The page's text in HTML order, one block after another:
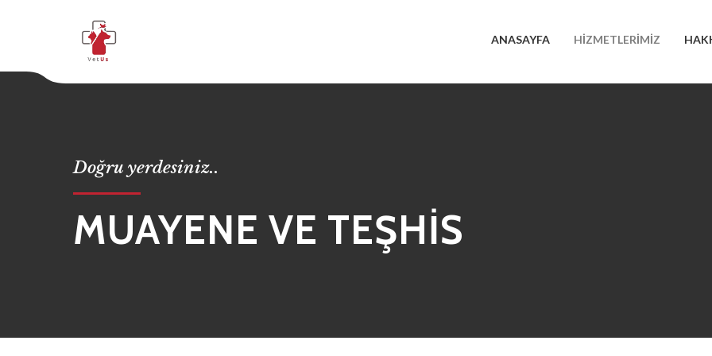
ANASAYFA HIZMETLERIMIZ
Doğru yerdesiniz..
MUAYENE VE TEŞHİS